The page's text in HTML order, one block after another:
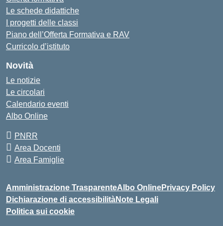
Le schede didattiche
I progetti delle classi
Piano dell’Offerta Formativa e RAV
Curricolo d’istituto
Novità
Le notizie
Le circolari
Calendario eventi
Albo Online
PNRR
Area Docenti
Area Famiglie
Amministrazione TrasparenteAlbo OnlinePrivacy Policy
Dichiarazione di accessibilitàNote Legali
Politica sui cookie